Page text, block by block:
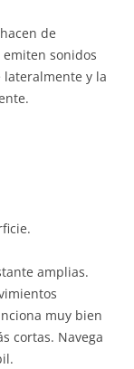
de
emiten sonidos
lateralmente y la
amplias.
muy bien
cortas. Navega